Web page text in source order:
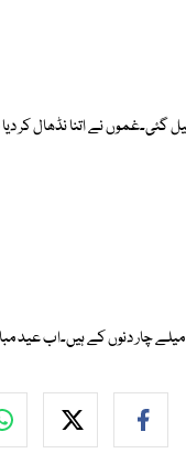
گئی۔غموں نے اتنا نڈھال کر
چار دنوں کے ہیں۔اب